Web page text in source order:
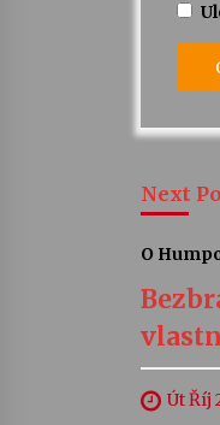
Next
O
Út Říj